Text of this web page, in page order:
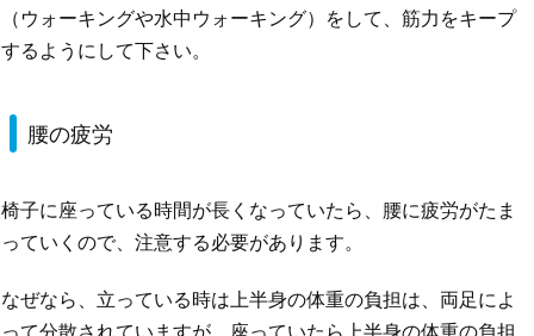
（ウォーキングや水中ウォーキング）をして、筋力をキープ
するようにして下さい。
腰の疲労
椅子に座っている時間が長くなっていたら、腰に疲労がたま
っていくので、注意する必要があります。
なぜなら、立っている時は上半身の体重の負担は、両足によ